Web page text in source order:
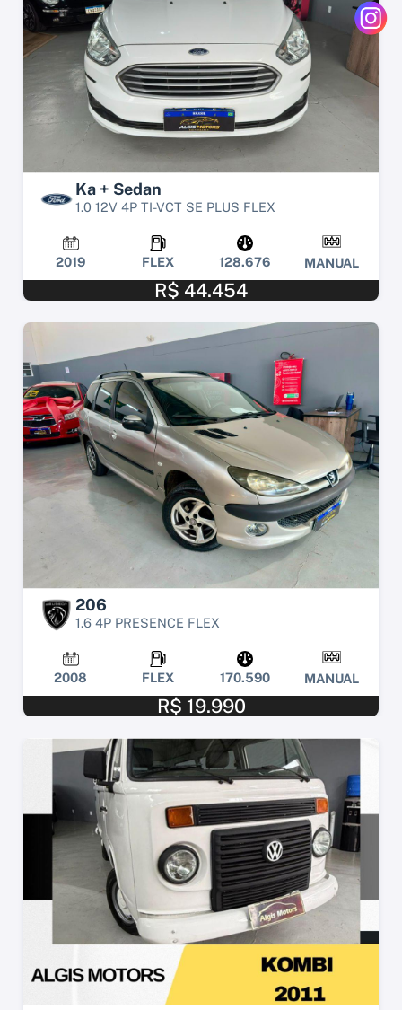
Ka + Sedan
1.0 12V 4P TI-VCT SE PLUS FLEX
2019 FLEX 128.676 MANUAL
R$ 44.454
206
1.6 4P PRESENCE FLEX
2008 FLEX 170.590 MANUAL
R$ 19.990